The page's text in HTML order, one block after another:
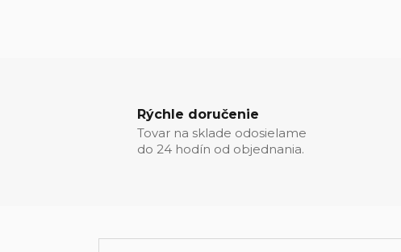
Rýchle doručenie
Tovar na sklade odosielame
do 24 hodín od objednania.